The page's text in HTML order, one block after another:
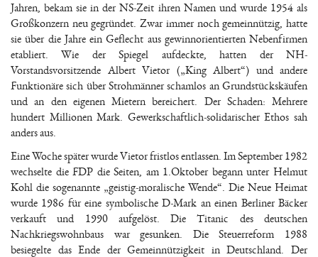
Jahren, bekam sie in der NS-Zeit ihren Namen und wurde 1954 als
Großkonzern neu gegründet. Zwar immer noch gemeinnützig, hatte
sie über die Jahre ein Geflecht aus gewinnorientierten Nebenfirmen
etabliert. Wie der Spiegel aufdeckte, hatten der NH-
Vorstandsvorsitzende Albert Vietor („King Albert“) und andere
Funktionäre sich über Strohmänner schamlos an Grundstückskäufen
und an den eigenen Mietern bereichert. Der Schaden: Mehrere
hundert Millionen Mark. Gewerkschaftlich-solidarischer Ethos sah
anders aus.
Eine Woche später wurde Vietor fristlos entlassen. Im September 1982
wechselte die FDP die Seiten, am 1.Oktober begann unter Helmut
Kohl die sogenannte „geistig-moralische Wende“. Die Neue Heimat
wurde 1986 für eine symbolische D-Mark an einen Berliner Bäcker
verkauft und 1990 aufgelöst. Die Titanic des deutschen
Nachkriegswohnbaus war gesunken. Die Steuerreform 1988
besiegelte das Ende der Gemeinnützigkeit in Deutschland. Der